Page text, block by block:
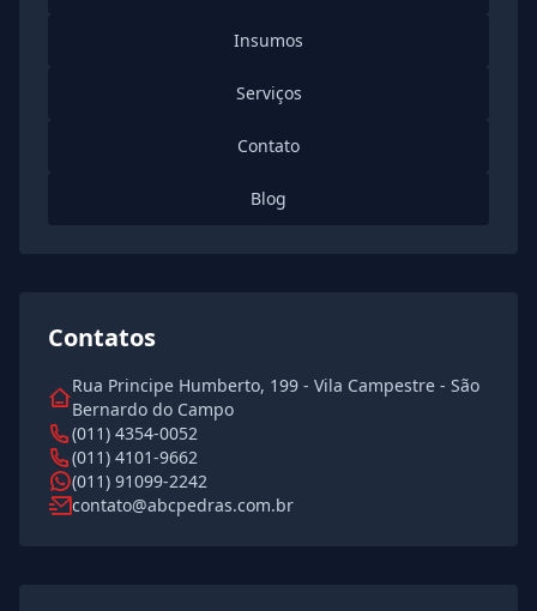
Insumos
Serviços
Contato
Blog
Contatos
Rua Principe Humberto, 199 - Vila Campestre - São
Bernardo do Campo
(011) 4354-0052
(011) 4101-9662
(011) 91099-2242
contato@abcpedras.com.br